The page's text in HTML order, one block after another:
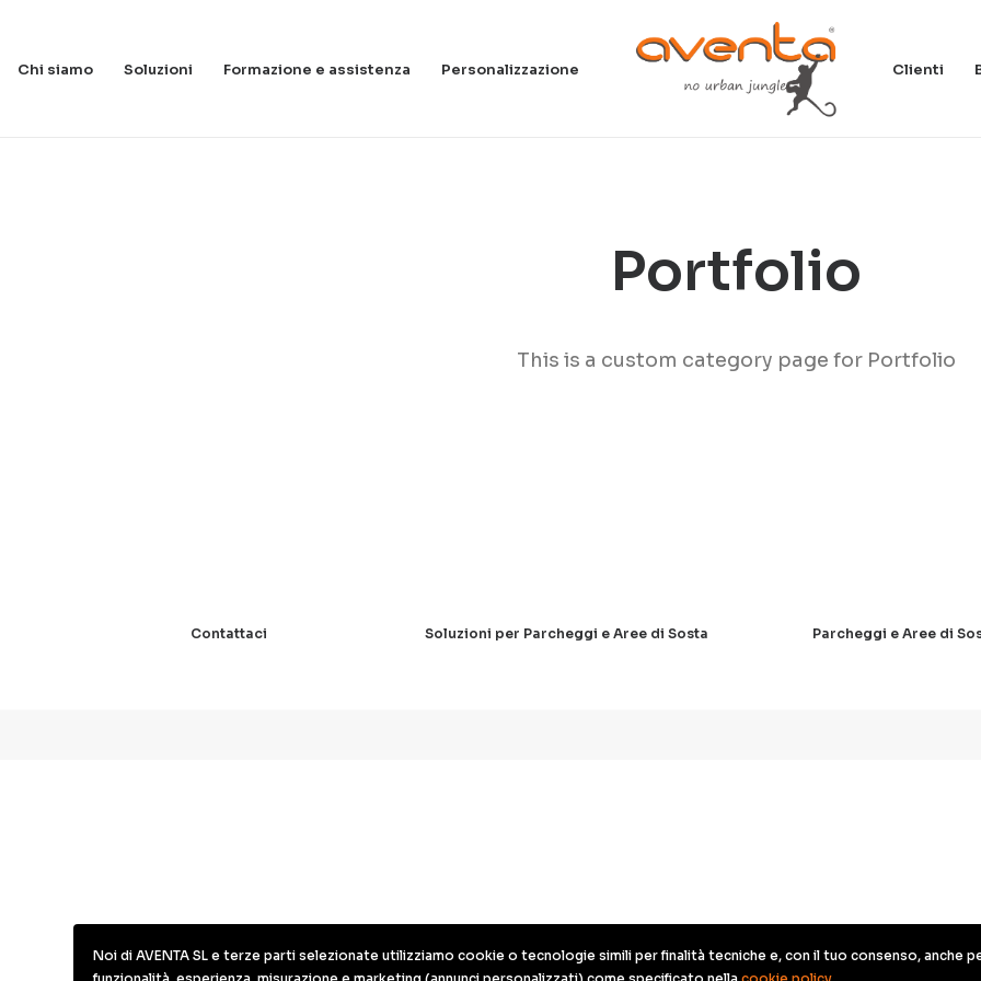
Chi siamo Soluzioni Formazione e assistenza Personalizzazione Clienti
Portfolio
This is a custom category page for Portfolio
Contattaci Soluzioni per Parcheggi e Aree di Sosta Parcheggi e Aree di
Noi di AVENTA SL e terze parti selezionate utilizziamo cookie o tecnologie simili per finalità tecniche e, con il tuo consenso, anche